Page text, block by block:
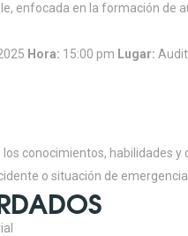
enfocada en la formación de
Hora: 15:00 pm Lugar:
los conocimientos, habilidades
o situación de emergencia.